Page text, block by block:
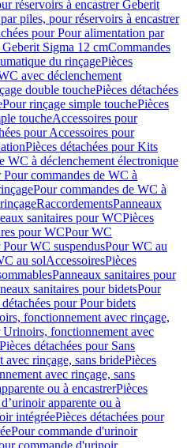
réservoirs à encastrer Geberit
piles, pour réservoirs à encastrer
pour Pour alimentation par
Sigma 12 cmCommandes
du rinçagePièces
avec déclenchement
double touchePièces détachées
Pour rinçage simple touchePièces
toucheAccessoires pour
pour Accessoires pour
Pièces détachées pour Kits
WC à déclenchement électronique
Pour commandes de WC à
Pour commandes de WC à
RaccordementsPanneaux
sanitaires pour WCPièces
pour WCPour WC
Pour WC suspendusPour WC au
au solAccessoiresPièces
Panneaux sanitaires pour
sanitaires pour bidetsPour
détachées pour Pour bidets
fonctionnement avec rinçage,
Urinoirs, fonctionnement avec
Pièces détachées pour Sans
rinçage, sans bridePièces
avec rinçage, sans
ou à encastrerPièces
apparente ou à
intégréePièces détachées pour
Pour commande d'urinoir
commande d'urinoir